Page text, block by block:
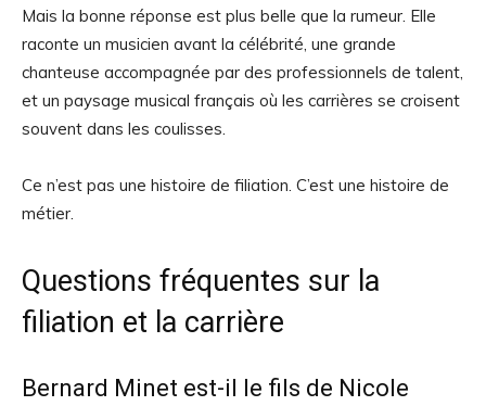
Mais la bonne réponse est plus belle que la rumeur. Elle
raconte un musicien avant la célébrité, une grande
chanteuse accompagnée par des professionnels de talent,
et un paysage musical français où les carrières se croisent
souvent dans les coulisses.
Ce n’est pas une histoire de filiation. C’est une histoire de
métier.
Questions fréquentes sur la
filiation et la carrière
Bernard Minet est-il le fils de Nicole